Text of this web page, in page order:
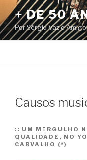
Pular
para
o
conteúdo
+ DE 50
Por Sérgio Vaz e
Causos
:: UM MERGULHO
QUALIDADE, NO
CARVALHO (*)